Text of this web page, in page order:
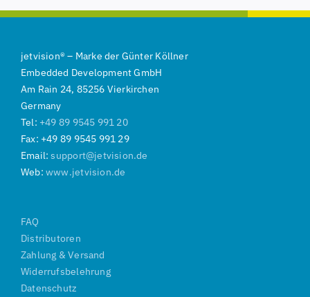
jetvision® – Marke der Günter Köllner
Embedded Development GmbH
Am Rain 24, 85256 Vierkirchen
Germany
Tel: +49 89 9545 991 20
Fax: +49 89 9545 991 29
Email:support@jetvision.de
Web:www.jetvision.de
FAQ
Distributoren
Zahlung & Versand
Widerrufsbelehrung
Datenschutz